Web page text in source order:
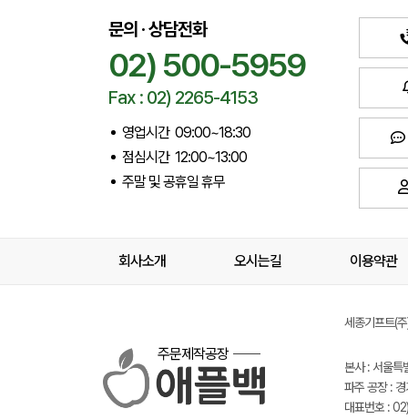
문의 · 상담전화
02) 500-5959
Fax : 02) 2265-4153
영업시간 09:00~18:30
점심시간 12:00~13:00
주말 및 공휴일 휴무
회사소개 오시는길 이용약관
주문제작공장
세종기프트(
본사 : 서울
파주 공장 :
대표번호 :